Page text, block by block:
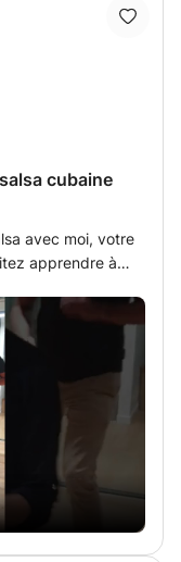
niveau débutant à
cubaine
avec moi, votre
apprendre à
de salsa,
danse pleine
n'apprendrez pas
dans
à travers
et
peut offrir. Mes
joie. Oubliez le
par les rythmes
rire et profiter